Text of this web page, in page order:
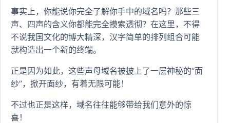
事实上，你能说你完全了解你手中的域名吗？那些三
声、四声的含义你都能完全摸索透彻？在这里，不得
不说我国文化的博大精深，汉字简单的排列组合可能
就构造出一个新的终端。
正是因为如此，这些声母域名被披上了一层神秘的“面
纱”，掀开面纱，有着无限可能！
不过也正是这样，域名往往能够带给我们意外的惊
喜！